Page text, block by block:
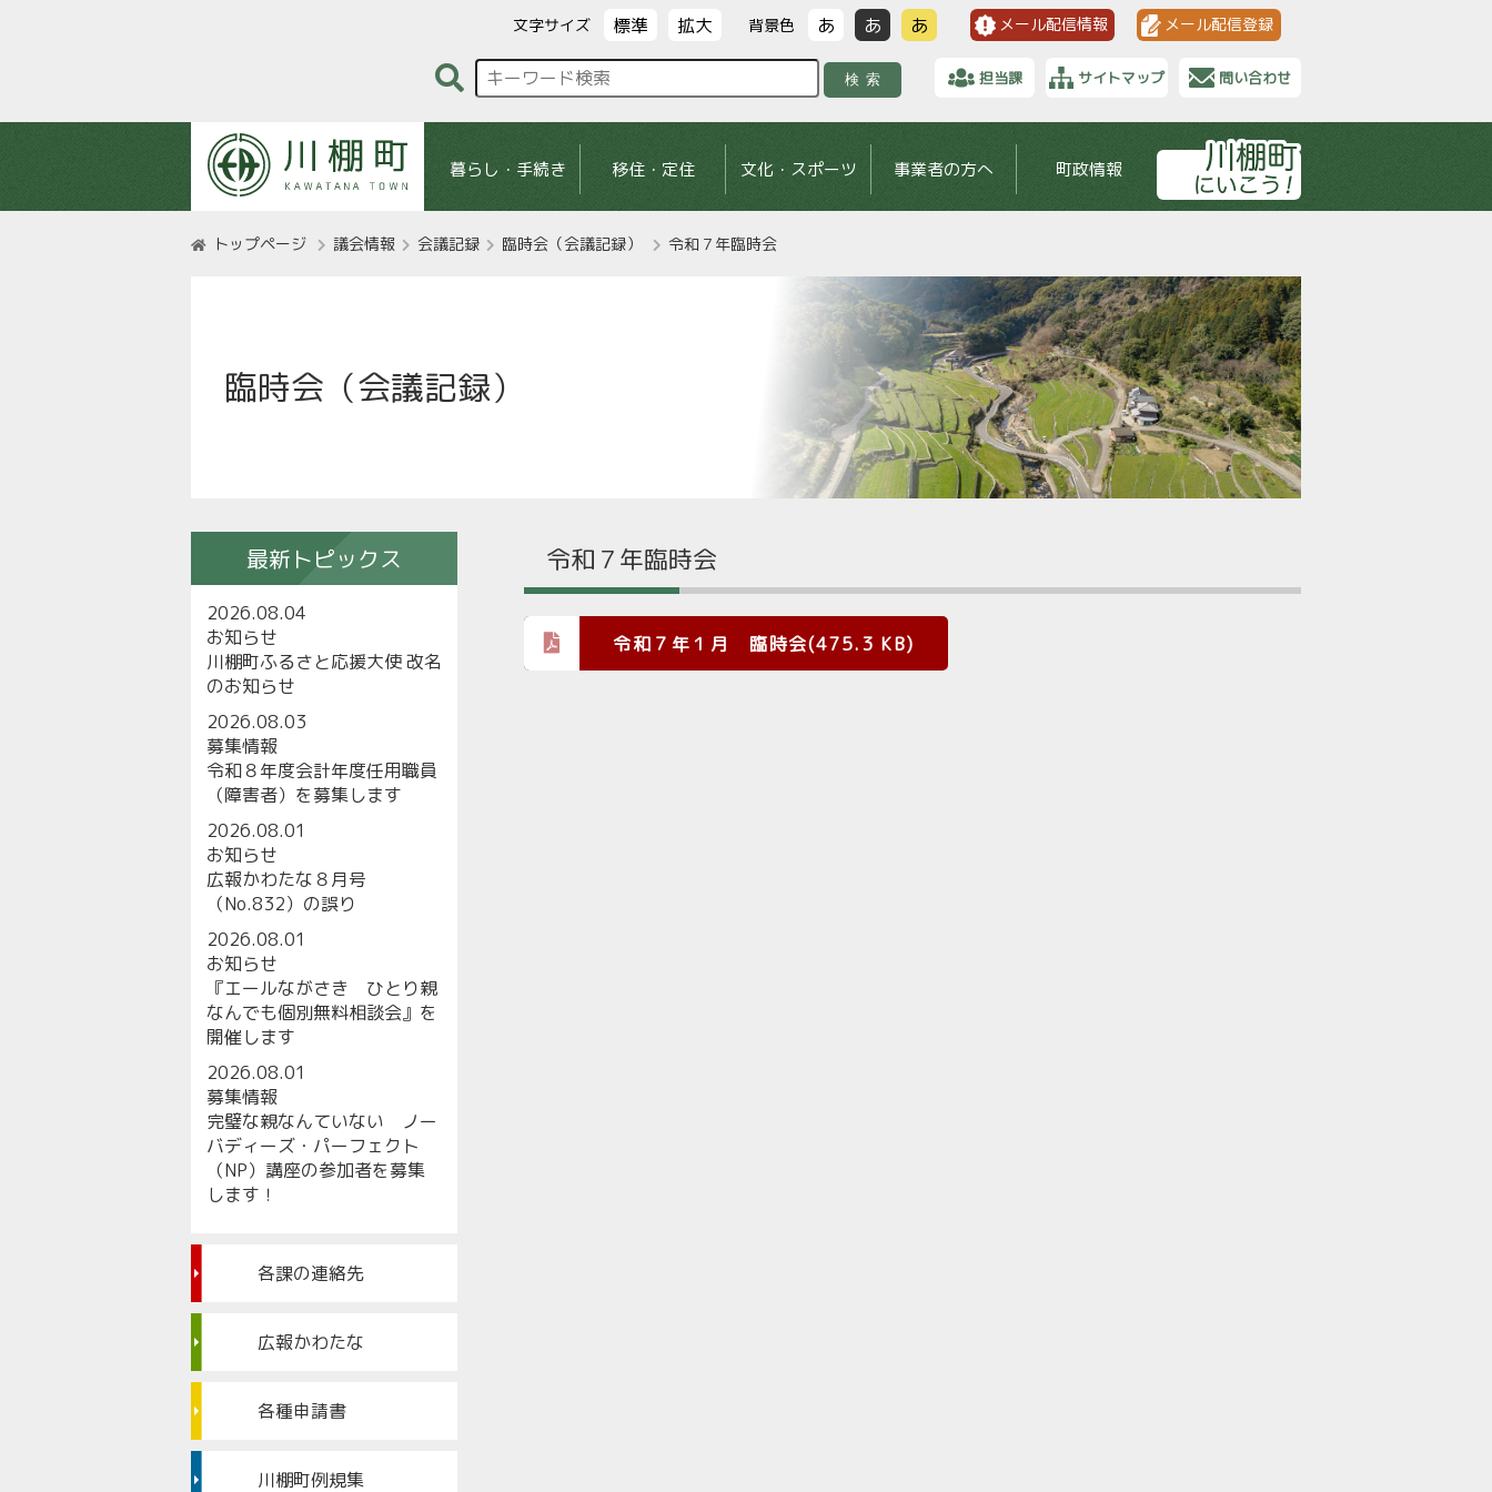
文字サイズ 標準 拡大 背景色 あ あ あ メール配信情報 メール配信登録
検索 担当課 サイトマップ 問い合わせ
暮らし・手続き 移住・定住 文化・スポーツ 事業者の方へ 町政情報
トップページ 議会情報 会議記録 臨時会（会議記録） 令和７年臨時会
臨時会（会議記録）
令和７年臨時会
令和７年１月 臨時会(475.3 KB)
最新トピックス
2026.08.04
お知らせ
川棚町ふるさと応援大使 改名
のお知らせ
2026.08.03
募集情報
令和８年度会計年度任用職員
（障害者）を募集します
2026.08.01
お知らせ
広報かわたな８月号
（No.832）の誤り
2026.08.01
お知らせ
『エールながさき ひとり親
なんでも個別無料相談会』を
開催します
2026.08.01
募集情報
完璧な親なんていない ノー
バディーズ・パーフェクト
（NP）講座の参加者を募集
します！
各課の連絡先
広報かわたな
各種申請書
川棚町例規集